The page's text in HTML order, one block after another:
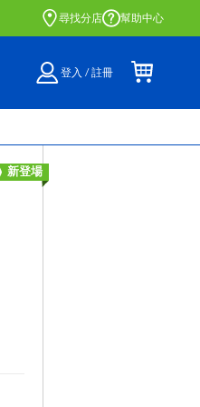
門店自取服務 網上購買並在店內
尋找分店 幫助中心
登入 / 註冊
新登場